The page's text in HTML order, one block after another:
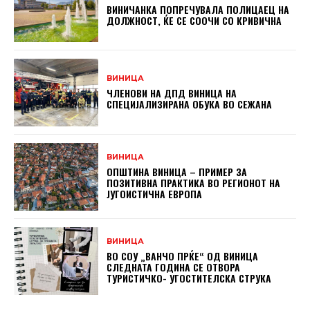
ВИНИЧАНКА ПОПРЕЧУВАЛА ПОЛИЦАЕЦ НА
ДОЛЖНОСТ, ЌЕ СЕ СООЧИ СО КРИВИЧНА
ВИНИЦА
ЧЛЕНОВИ НА ДПД ВИНИЦА НА
СПЕЦИЈАЛИЗИРАНА ОБУКА ВО СЕЖАНА
ВИНИЦА
ОПШТИНА ВИНИЦА – ПРИМЕР ЗА
ПОЗИТИВНА ПРАКТИКА ВО РЕГИОНОТ НА
ЈУГОИСТИЧНА ЕВРОПА
ВИНИЦА
ВО СОУ „ВАНЧО ПРЌЕ“ ОД ВИНИЦА
СЛЕДНАТА ГОДИНА СЕ ОТВОРА
ТУРИСТИЧКО- УГОСТИТЕЛСКА СТРУКА